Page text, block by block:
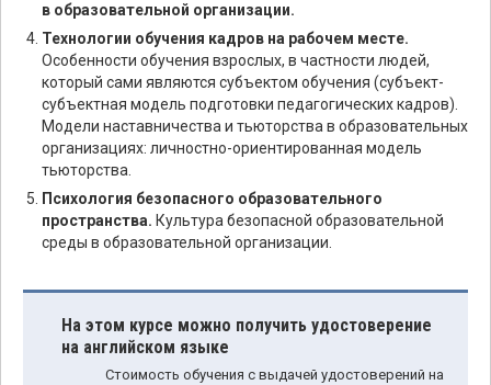
в образовательной организации.
Технологии обучения кадров на рабочем месте.
Особенности обучения взрослых, в частности людей,
который сами являются субъектом обучения (субъект-
субъектная модель подготовки педагогических кадров).
Модели наставничества и тьюторства в образовательных
организациях: личностно-ориентированная модель
тьюторства.
Психология безопасного образовательного
пространства. Культура безопасной образовательной
среды в образовательной организации.
На этом курсе можно получить удостоверение
на английском языке
Стоимость обучения с выдачей удостоверений на